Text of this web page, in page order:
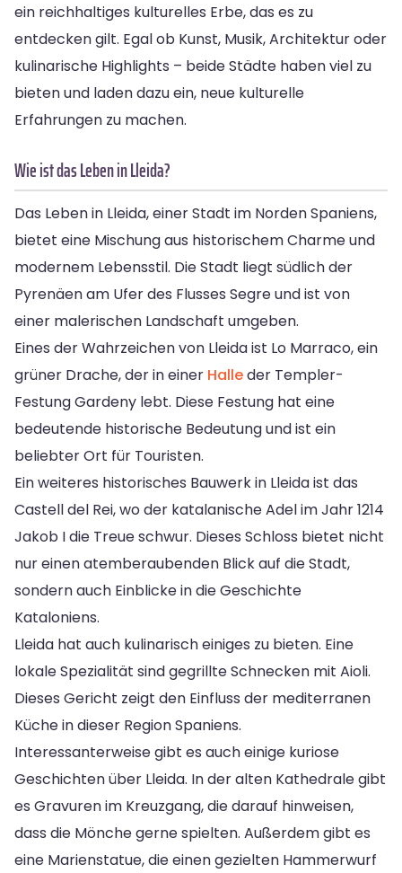
ein reichhaltiges kulturelles Erbe, das es zu
entdecken gilt. Egal ob Kunst, Musik, Architektur oder
kulinarische Highlights – beide Städte haben viel zu
bieten und laden dazu ein, neue kulturelle
Erfahrungen zu machen.
Wie ist das Leben in Lleida?
Das Leben in Lleida, einer Stadt im Norden Spaniens,
bietet eine Mischung aus historischem Charme und
modernem Lebensstil. Die Stadt liegt südlich der
Pyrenäen am Ufer des Flusses Segre und ist von
einer malerischen Landschaft umgeben.
Eines der Wahrzeichen von Lleida ist Lo Marraco, ein
grüner Drache, der in einer Halleder Templer-
Festung Gardeny lebt. Diese Festung hat eine
bedeutende historische Bedeutung und ist ein
beliebter Ort für Touristen.
Ein weiteres historisches Bauwerk in Lleida ist das
Castell del Rei, wo der katalanische Adel im Jahr 1214
Jakob I die Treue schwur. Dieses Schloss bietet nicht
nur einen atemberaubenden Blick auf die Stadt,
sondern auch Einblicke in die Geschichte
Kataloniens.
Lleida hat auch kulinarisch einiges zu bieten. Eine
lokale Spezialität sind gegrillte Schnecken mit Aioli.
Dieses Gericht zeigt den Einfluss der mediterranen
Küche in dieser Region Spaniens.
Interessanterweise gibt es auch einige kuriose
Geschichten über Lleida. In der alten Kathedrale gibt
es Gravuren im Kreuzgang, die darauf hinweisen,
dass die Mönche gerne spielten. Außerdem gibt es
eine Marienstatue, die einen gezielten Hammerwurf